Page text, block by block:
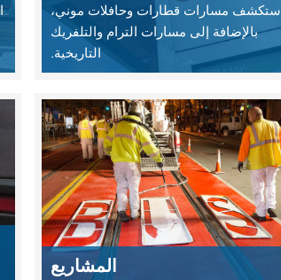
استكشف مسارات قطارات وحافلات موني،
بالإضافة إلى مسارات الترام والتلفريك
التاريخية.
المشاريع